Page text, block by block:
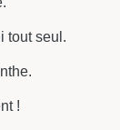
tout seul.
!